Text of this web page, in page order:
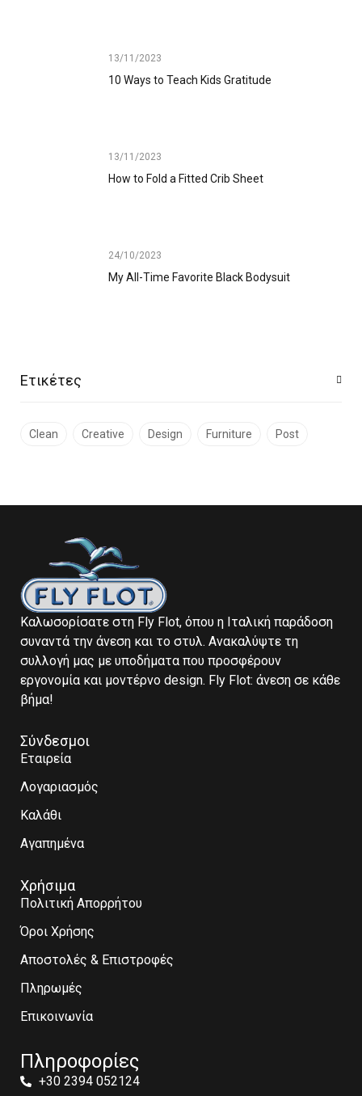
13/11/2023
10 Ways to Teach Kids Gratitude
13/11/2023
How to Fold a Fitted Crib Sheet
24/10/2023
My All-Time Favorite Black Bodysuit
Ετικέτες
Clean Creative Design Furniture Post
Καλωσορίσατε στη Fly Flot, όπου η Ιταλική παράδοση
συναντά την άνεση και το στυλ. Ανακαλύψτε τη
συλλογή μας με υποδήματα που προσφέρουν
εργονομία και μοντέρνο design. Fly Flot: άνεση σε κάθε
βήμα!
Σύνδεσμοι
Εταιρεία
Λογαριασμός
Καλάθι
Αγαπημένα
Χρήσιμα
Πολιτική Απορρήτου
Όροι Χρήσης
Αποστολές & Επιστροφές
Πληρωμές
Επικοινωνία
Πληροφορίες
+30 2394 052124